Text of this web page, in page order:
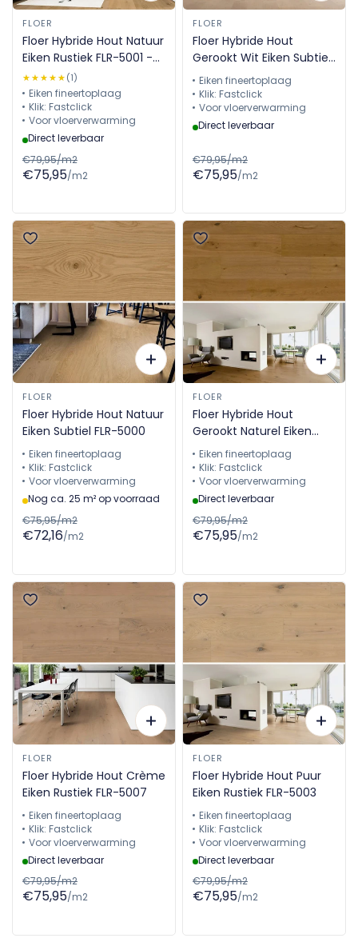
FLOER
Floer Hybride Hout Natuur
Eiken Rustiek FLR-5001 -
Rustiek
★★★★★
★★★★★(1)
Eiken fineertoplaag
Klik: Fastclick
Voor vloerverwarming
Direct leverbaar
€79,95/m2
€75,95/m2
FLOER
Floer Hybride Hout
Gerookt Wit Eiken Subtiel
FLR-5004
Eiken fineertoplaag
Klik: Fastclick
Voor vloerverwarming
Direct leverbaar
€79,95/m2
€75,95/m2
FLOER
Floer Hybride Hout Natuur
Eiken Subtiel FLR-5000
Eiken fineertoplaag
Klik: Fastclick
Voor vloerverwarming
Nog ca. 25 m² op voorraad
€75,95/m2
€72,16/m2
FLOER
Floer Hybride Hout
Gerookt Naturel Eiken
Rustiek FLR-5009
Eiken fineertoplaag
Klik: Fastclick
Voor vloerverwarming
Direct leverbaar
€79,95/m2
€75,95/m2
FLOER
Floer Hybride Hout Crème
Eiken Rustiek FLR-5007
Eiken fineertoplaag
Klik: Fastclick
Voor vloerverwarming
Direct leverbaar
€79,95/m2
€75,95/m2
FLOER
Floer Hybride Hout Puur
Eiken Rustiek FLR-5003
Eiken fineertoplaag
Klik: Fastclick
Voor vloerverwarming
Direct leverbaar
€79,95/m2
€75,95/m2